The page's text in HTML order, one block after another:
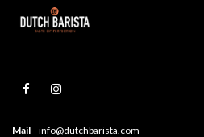
Mail info@dutchbarista.com